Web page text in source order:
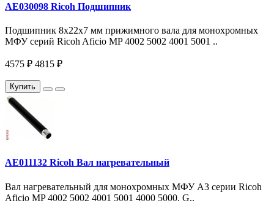
AE030098 Ricoh Подшипник
Подшипник 8х22х7 мм прижимного вала для монохромных
МФУ серий Ricoh Aficio MP 4002 5002 4001 5001 ..
4575 ₽ 4815 ₽
Купить
AE011132 Ricoh Вал нагревательный
Вал нагревательный для монохромных МФУ A3 серии Ricoh
Aficio MP 4002 5002 4001 5001 4000 5000. G..